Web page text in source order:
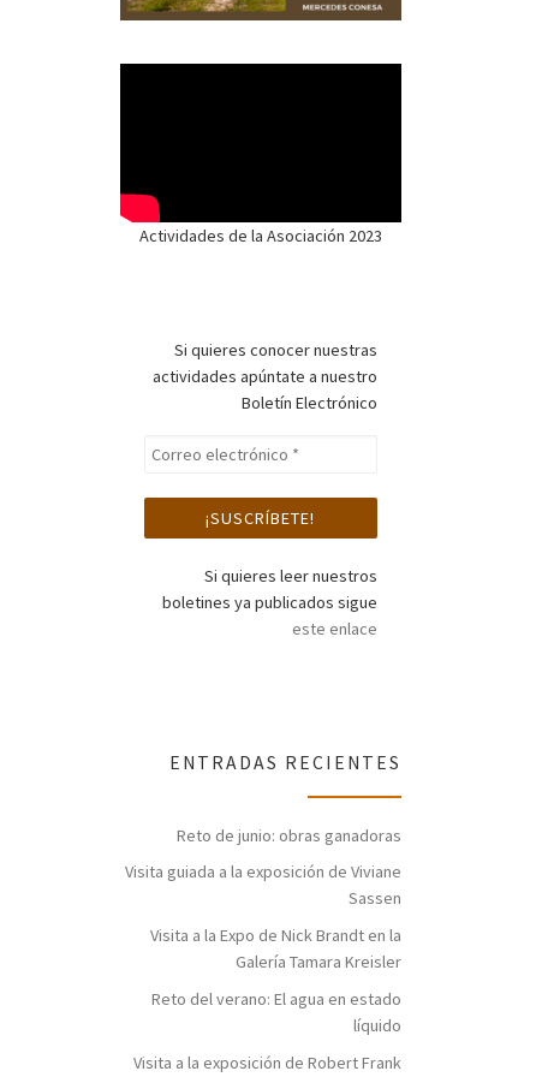
Actividades de la Asociación 2023
Si quieres conocer nuestras
actividades apúntate a nuestro
Boletín Electrónico
Si quieres leer nuestros
boletines ya publicados sigue
este enlace
ENTRADAS RECIENTES
Reto de junio: obras ganadoras
Visita guiada a la exposición de Viviane
Sassen
Visita a la Expo de Nick Brandt en la
Galería Tamara Kreisler
Reto del verano: El agua en estado
líquido
Visita a la exposición de Robert Frank